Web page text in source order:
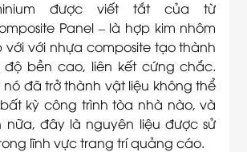
được viết tắt của từ
Panel – là hợp kim nhôm
với với nhựa composite tạo thành
bền cao, liên kết cứng chắc.
đã trở thành vật liệu không thể
kỳ công trình tòa nhà nào, và
đây là nguyên liệu được sử
lĩnh vực trang trí quảng cáo.